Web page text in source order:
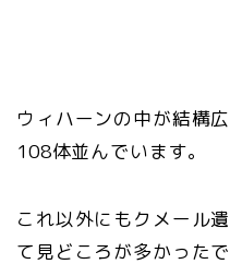
ウィハーンの中が結構
108体並んでいます。
これ以外にもクメール
て見どころが多かったで